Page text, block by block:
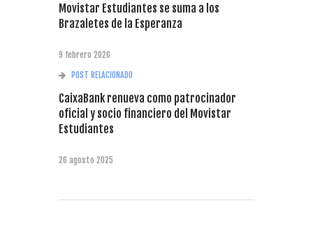
Movistar Estudiantes se suma a los
Brazaletes de la Esperanza
9 febrero 2026
POST RELACIONADO
CaixaBank renueva como patrocinador
oficial y socio financiero del Movistar
Estudiantes
26 agosto 2025